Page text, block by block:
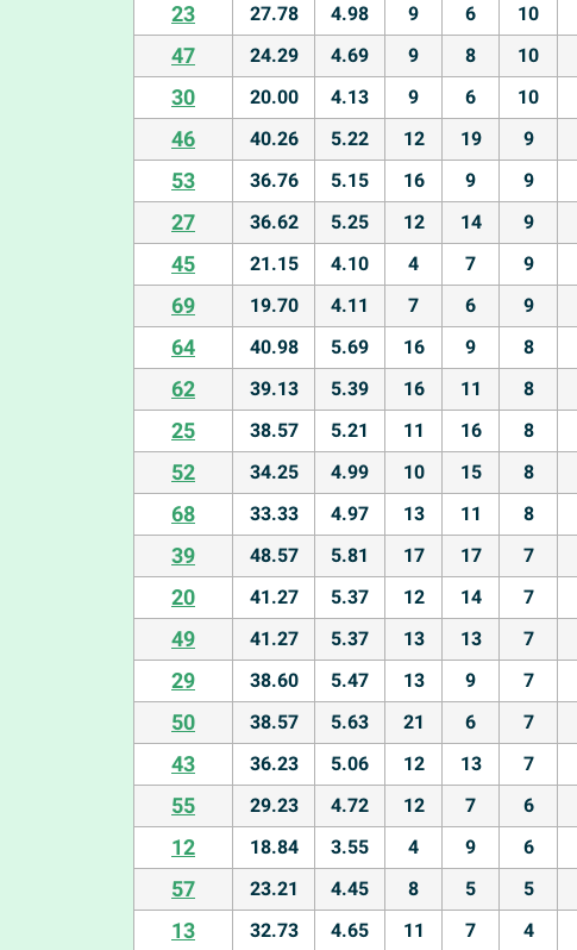
23 27.78 4.98 9 6 10
47 24.29 4.69 9 8 10
30 20.00 4.13 9 6 10
46 40.26 5.22 12 19 9
53 36.76 5.15 16 9 9
27 36.62 5.25 12 14 9
45 21.15 4.10 4 7 9
69 19.70 4.11 7 6 9
64 40.98 5.69 16 9 8
62 39.13 5.39 16 11 8
25 38.57 5.21 11 16 8
52 34.25 4.99 10 15 8
68 33.33 4.97 13 11 8
39 48.57 5.81 17 17 7
20 41.27 5.37 12 14 7
49 41.27 5.37 13 13 7
29 38.60 5.47 13 9 7
50 38.57 5.63 21 6 7
43 36.23 5.06 12 13 7
55 29.23 4.72 12 7 6
12 18.84 3.55 4 9 6
57 23.21 4.45 8 5 5
13 32.73 4.65 11 7 4